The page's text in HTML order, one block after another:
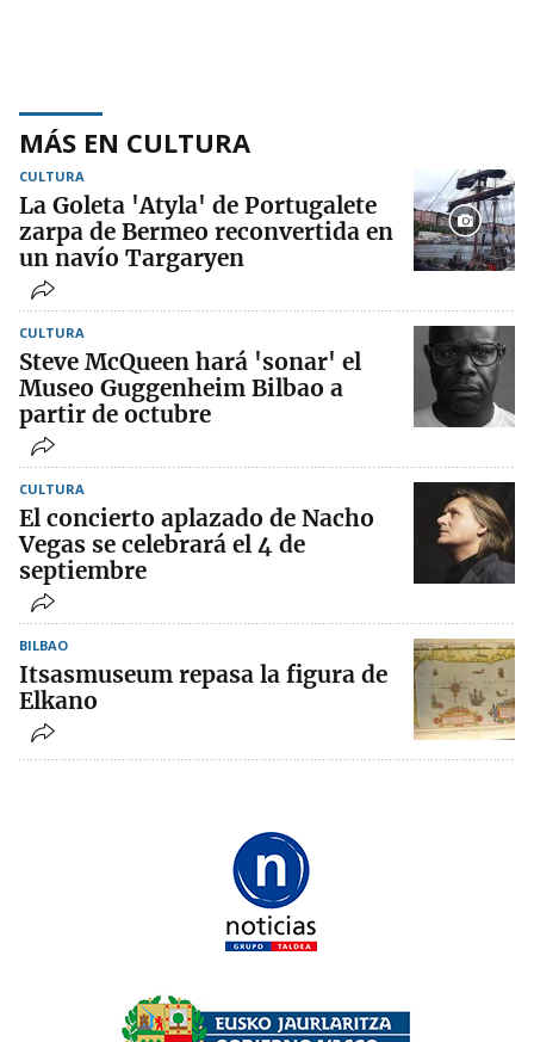
MÁS EN CULTURA
CULTURA
La Goleta 'Atyla' de Portugalete
zarpa de Bermeo reconvertida en
un navío Targaryen
CULTURA
Steve McQueen hará 'sonar' el
Museo Guggenheim Bilbao a
partir de octubre
CULTURA
El concierto aplazado de Nacho
Vegas se celebrará el 4 de
septiembre
BILBAO
Itsasmuseum repasa la figura de
Elkano